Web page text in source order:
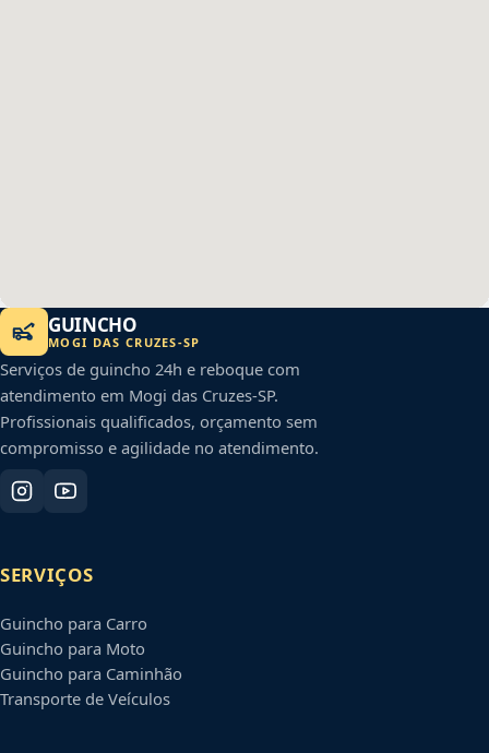
GUINCHO
MOGI DAS CRUZES-SP
Serviços de guincho 24h e reboque com
atendimento em Mogi das Cruzes-SP.
Profissionais qualificados, orçamento sem
compromisso e agilidade no atendimento.
SERVIÇOS
Guincho para Carro
Guincho para Moto
Guincho para Caminhão
Transporte de Veículos